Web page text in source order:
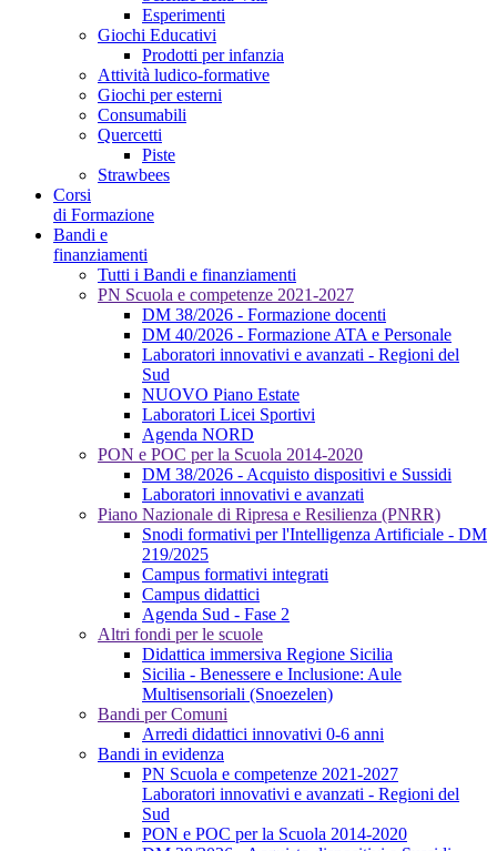
Esperimenti
Giochi Educativi
Prodotti per infanzia
Attività ludico-formative
Giochi per esterni
Consumabili
Quercetti
Piste
Strawbees
Corsi
di Formazione
Bandi e
finanziamenti
Tutti i Bandi e finanziamenti
PN Scuola e competenze 2021-2027
DM 38/2026 - Formazione docenti
DM 40/2026 - Formazione ATA e Personale
Laboratori innovativi e avanzati - Regioni del
Sud
NUOVO Piano Estate
Laboratori Licei Sportivi
Agenda NORD
PON e POC per la Scuola 2014-2020
DM 38/2026 - Acquisto dispositivi e Sussidi
Laboratori innovativi e avanzati
Piano Nazionale di Ripresa e Resilienza (PNRR)
Snodi formativi per l'Intelligenza Artificiale - DM
219/2025
Campus formativi integrati
Campus didattici
Agenda Sud - Fase 2
Altri fondi per le scuole
Didattica immersiva Regione Sicilia
Sicilia - Benessere e Inclusione: Aule
Multisensoriali (Snoezelen)
Bandi per Comuni
Arredi didattici innovativi 0-6 anni
Bandi in evidenza
PN Scuola e competenze 2021-2027
Laboratori innovativi e avanzati - Regioni del
Sud
PON e POC per la Scuola 2014-2020